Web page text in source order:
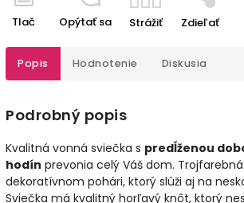
Tlač Opýtať sa Strážiť Zdieľať
Popis Hodnotenie Diskusia
Podrobný popis
Kvalitná vonná sviečka s predĺženou
hodín prevonia celý Váš dom.
dekoratívnom pohári, ktorý slúži aj na
Sviečka má kvalitný horľavý knôt, ktorý